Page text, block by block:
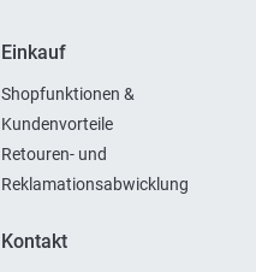
Einkauf
Shopfunktionen &
Kundenvorteile
Retouren- und
Reklamationsabwicklung
Kontakt